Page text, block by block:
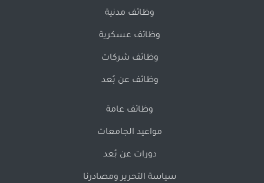
وظائف مدنية
وظائف عسكرية
وظائف شركات
وظائف عن بُعد
وظائف عامة
مواعيد الجامعات
دورات عن بُعد
سياسة التحرير ومصادرنا